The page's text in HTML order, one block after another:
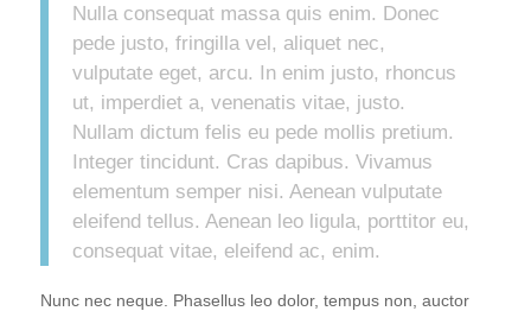
Nulla consequat massa quis enim. Donec
pede justo, fringilla vel, aliquet nec,
vulputate eget, arcu. In enim justo, rhoncus
ut, imperdiet a, venenatis vitae, justo.
Nullam dictum felis eu pede mollis pretium.
Integer tincidunt. Cras dapibus. Vivamus
elementum semper nisi. Aenean vulputate
eleifend tellus. Aenean leo ligula, porttitor eu,
consequat vitae, eleifend ac, enim.
Nunc nec neque. Phasellus leo dolor, tempus non, auctor